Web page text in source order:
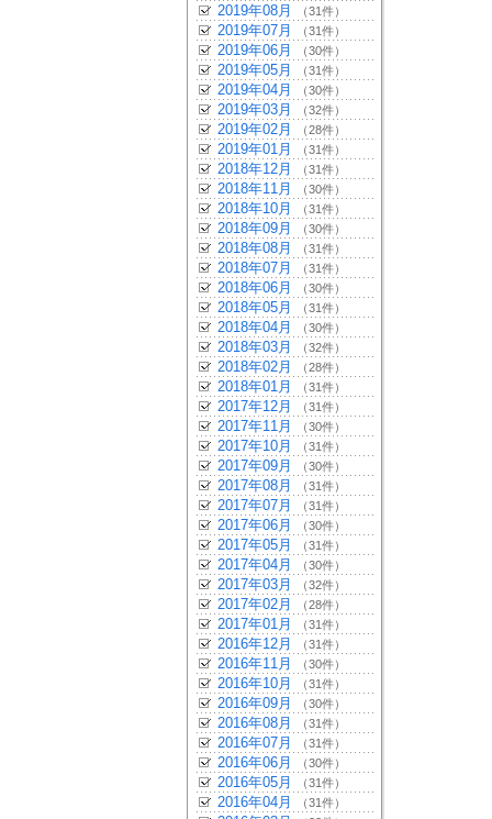
2019年08月 （31件）
2019年07月 （31件）
2019年06月 （30件）
2019年05月 （31件）
2019年04月 （30件）
2019年03月 （32件）
2019年02月 （28件）
2019年01月 （31件）
2018年12月 （31件）
2018年11月 （30件）
2018年10月 （31件）
2018年09月 （30件）
2018年08月 （31件）
2018年07月 （31件）
2018年06月 （30件）
2018年05月 （31件）
2018年04月 （30件）
2018年03月 （32件）
2018年02月 （28件）
2018年01月 （31件）
2017年12月 （31件）
2017年11月 （30件）
2017年10月 （31件）
2017年09月 （30件）
2017年08月 （31件）
2017年07月 （31件）
2017年06月 （30件）
2017年05月 （31件）
2017年04月 （30件）
2017年03月 （32件）
2017年02月 （28件）
2017年01月 （31件）
2016年12月 （31件）
2016年11月 （30件）
2016年10月 （31件）
2016年09月 （30件）
2016年08月 （31件）
2016年07月 （31件）
2016年06月 （30件）
2016年05月 （31件）
2016年04月 （31件）